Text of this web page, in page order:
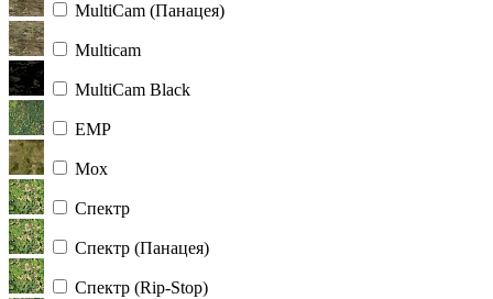
MultiCam (Панацея)
Multicam
MultiCam Black
ЕМР
Мох
Спектр
Спектр (Панацея)
Спектр (Rip-Stop)